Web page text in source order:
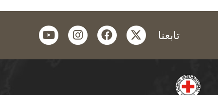
تابعنا twitter
facebook
instagram
youtube